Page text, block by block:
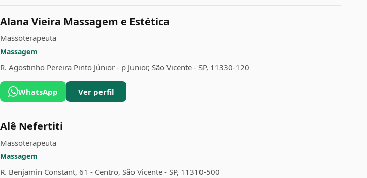
Alana Vieira Massagem e Estética
Massoterapeuta
Massagem
R. Agostinho Pereira Pinto Júnior - p Junior, São Vicente - SP, 11330-120
WhatsApp Ver perfil
Alê Nefertiti
Massoterapeuta
Massagem
R. Benjamin Constant, 61 - Centro, São Vicente - SP, 11310-500